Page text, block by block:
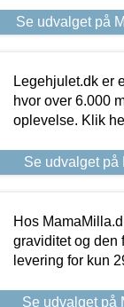
Se udvalget på
Legehjulet.dk er
hvor over 6.000
oplevelse. Klik
Se udvalget på
Hos
graviditet og den
levering for kun
Se udvalget på